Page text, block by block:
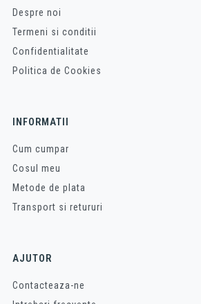
Despre noi
Termeni si conditii
Confidentialitate
Politica de Cookies
INFORMATII
Cum cumpar
Cosul meu
Metode de plata
Transport si retururi
AJUTOR
Contacteaza-ne